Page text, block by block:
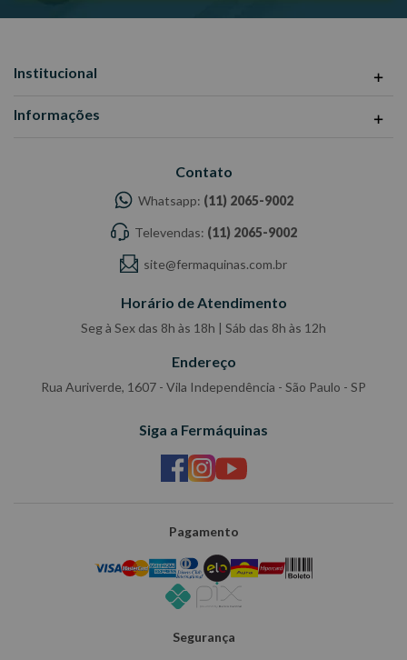
Institucional
Informações
Contato
Whatsapp: (11) 2065-9002
Televendas: (11) 2065-9002
site@fermaquinas.com.br
Horário de Atendimento
Seg à Sex das 8h às 18h | Sáb das 8h às 12h
Endereço
Rua Auriverde, 1607 - Vila Independência - São Paulo - SP
Siga a Fermáquinas
Pagamento
Segurança